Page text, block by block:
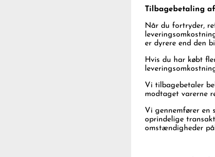
Tilbagebetaling
Når du fortryder,
er dyrere end den
Hvis du har købt
Vi tilbagebetaler
modtaget varerne
Vi gennemfører en
oprindelige
omstændigheder